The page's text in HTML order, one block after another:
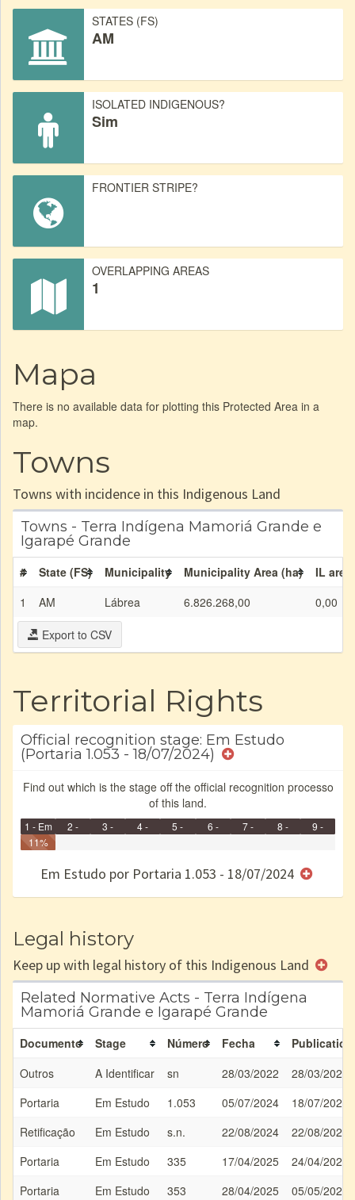
STATES (FS)
AM
ISOLATED INDIGENOUS?
Sim
FRONTIER STRIPE?
OVERLAPPING AREAS
1
Mapa
There is no available data for plotting this Protected Area in a
map.
Towns
Towns with incidence in this Indigenous Land
Towns - Terra Indígena Mamoriá Grande e
Igarapé Grande
# State (FS) Municipality Municipality Area (ha)
IL
1
AM Lábrea 6.826.268,00 0,00
Export to CSV
Territorial Rights
Official recognition stage: Em Estudo
(Portaria 1.053 - 18/07/2024)
Find out which is the stage off the official recognition processo
of this land.
1 - Em
Identificação
2 -
3 -
4 -
5 -
6 -
e/ou
7 -
8 -
9 -
11%
Em Estudo por Portaria 1.053 - 18/07/2024
Legal history
Keep up with legal history of this Indigenous Land
Related Normative Acts - Terra Indígena
Mamoriá Grande e Igarapé Grande
Documento Stage Número Fecha
Publication
Outros
A Identificar sn 28/03/2022
28/03/2022
Portaria
Em Estudo 1.053 05/07/2024
18/07/2024
Retificação
Em Estudo s.n. 22/08/2024
22/08/2024
Portaria
Em Estudo 335 17/04/2025
24/04/2025
Portaria
Em Estudo 353 28/04/2025 05/05/2025